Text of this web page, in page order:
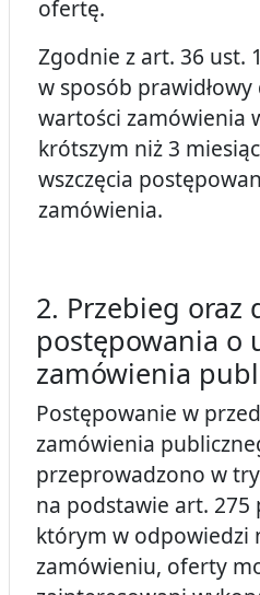
ofertę.
Zgodnie z art. 36 ust.
w sposób
wartości zamówienia
krótszym niż 3
wszczęcia
zamówienia.
2. Przebieg oraz
postępowania o
zamówienia
Postępowanie w
zamówienia
przeprowadzono w
na podstawie art. 275
którym w odpowiedzi
zamówieniu, oferty